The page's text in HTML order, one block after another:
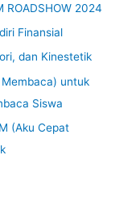
2024
Finansial
dan Kinestetik
untuk
Siswa
(Aku Cepat